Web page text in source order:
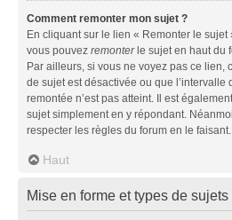
Comment remonter mon sujet ?
En cliquant sur le lien « Remonter le sujet
vous pouvez remonterle sujet en haut du
Par ailleurs, si vous ne voyez pas ce lien,
de sujet est désactivée ou que l’intervalle
remontée n’est pas atteint. Il est
sujet simplement en y répondant.
respecter les règles du forum en le faisant.
Haut
Mise en forme et types de sujets